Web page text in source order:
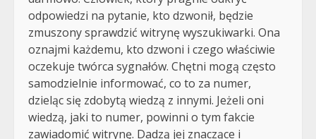
odpowiedzi na pytanie, kto dzwonił, będzie
zmuszony sprawdzić witrynę wyszukiwarki. Ona
oznajmi każdemu, kto dzwoni i czego właściwie
oczekuje twórca sygnałów. Chętni mogą często
samodzielnie informować, co to za numer,
dzieląc się zdobytą wiedzą z innymi. Jeżeli oni
wiedzą, jaki to numer, powinni o tym fakcie
zawiadomić witrynę. Dadzą jej znaczące i